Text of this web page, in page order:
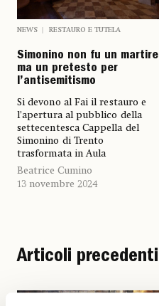
NEWS RESTAURO E TUTELA
Simonino non fu un martire
ma un pretesto per
l’antisemitismo
Si devono al Fai il restauro e
l’apertura al pubblico della
settecentesca Cappella del
Simonino di Trento
trasformata in Aula
Beatrice Cumino
13 novembre 2024
Articoli precedenti